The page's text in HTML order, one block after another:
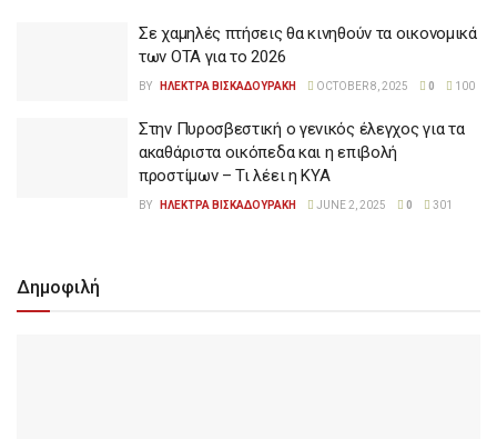
Σε χαμηλές πτήσεις θα κινηθούν τα οικονομικά
των ΟΤΑ για το 2026
BY ΗΛΕΚΤΡΑ ΒΙΣΚΑΔΟΥΡΑΚΗ OCTOBER 8, 2025 0 100
Στην Πυροσβεστική ο γενικός έλεγχος για τα
ακαθάριστα οικόπεδα και η επιβολή
προστίμων – Τι λέει η ΚΥΑ
BY ΗΛΕΚΤΡΑ ΒΙΣΚΑΔΟΥΡΑΚΗ JUNE 2, 2025 0 301
Δημοφιλή